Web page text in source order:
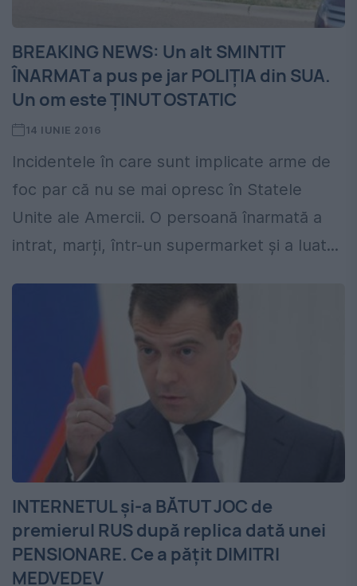
BREAKING NEWS: Un alt SMINTIT
ÎNARMAT a pus pe jar POLIȚIA din SUA.
Un om este ȚINUT OSTATIC
14 IUNIE 2016
Incidentele în care sunt implicate arme de
foc par că nu se mai opresc în Statele
Unite ale Amercii. O persoană înarmată a
intrat, marți, într-un supermarket și a luat...
INTERNETUL și-a BĂTUT JOC de
premierul RUS după replica dată unei
PENSIONARE. Ce a pățit DIMITRI
MEDVEDEV